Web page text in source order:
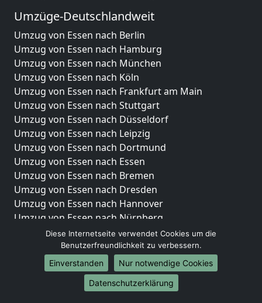
Umzüge-Deutschlandweit
Umzug von Essen nach Berlin
Umzug von Essen nach Hamburg
Umzug von Essen nach München
Umzug von Essen nach Köln
Umzug von Essen nach Frankfurt am Main
Umzug von Essen nach Stuttgart
Umzug von Essen nach Düsseldorf
Umzug von Essen nach Leipzig
Umzug von Essen nach Dortmund
Umzug von Essen nach Essen
Umzug von Essen nach Bremen
Umzug von Essen nach Dresden
Umzug von Essen nach Hannover
Umzug von Essen nach Nürnberg
Umzug von Essen nach Duisburg
Umzug von Essen nach Bochum
Umzug von Essen nach Wuppertal
Umzug von Essen nach Bielefeld
Umzug von Essen nach Bonn
Diese Internetseite verwendet Cookies um die
Benutzerfreundlichkeit zu verbessern.
Einverstanden
Nur notwendige Cookies
Datenschutzerklärung